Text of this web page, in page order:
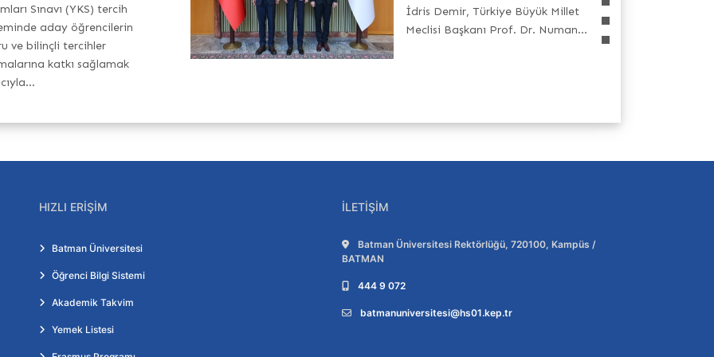
Sınavı (YKS) tercih
aday öğrencilerin
ve bilinçli tercihler
katkı sağlamak
İdris Demir, Türkiye Büyük Millet
Meclisi Başkanı Prof. Dr. Numan...
HIZLI ERIŞIM
Batman Üniversitesi
Öğrenci Bilgi Sistemi
Akademik Takvim
Yemek Listesi
İLETIŞIM
Adres:
Batman Üniversitesi Rektörlüğü, 720100, Kampüs /
BATMAN
Telefon:
444 9 072
E-posta:
batmanuniversitesi@hs01.kep.tr